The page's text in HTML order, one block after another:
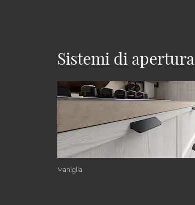
Sistemi di apertura
Maniglia